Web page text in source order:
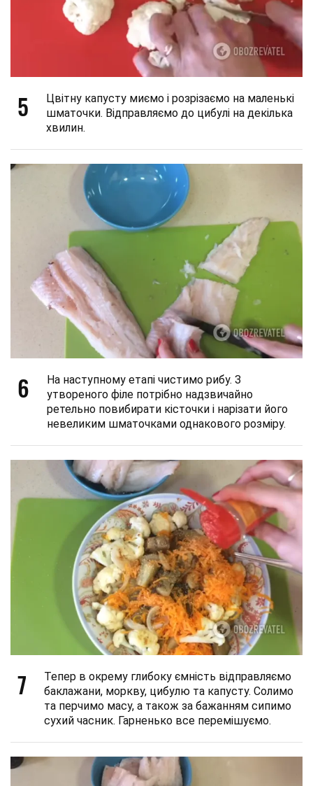
5
Цвітну капусту миємо і розрізаємо на маленькі
шматочки. Відправляємо до цибулі на декілька
хвилин.
6
На наступному етапі чистимо рибу. З
утвореного філе потрібно надзвичайно
ретельно повибирати кісточки і нарізати його
невеликим шматочками однакового розміру.
7
Тепер в окрему глибоку ємність відправляємо
баклажани, моркву, цибулю та капусту. Солимо
та перчимо масу, а також за бажанням сипимо
сухий часник. Гарненько все перемішуємо.